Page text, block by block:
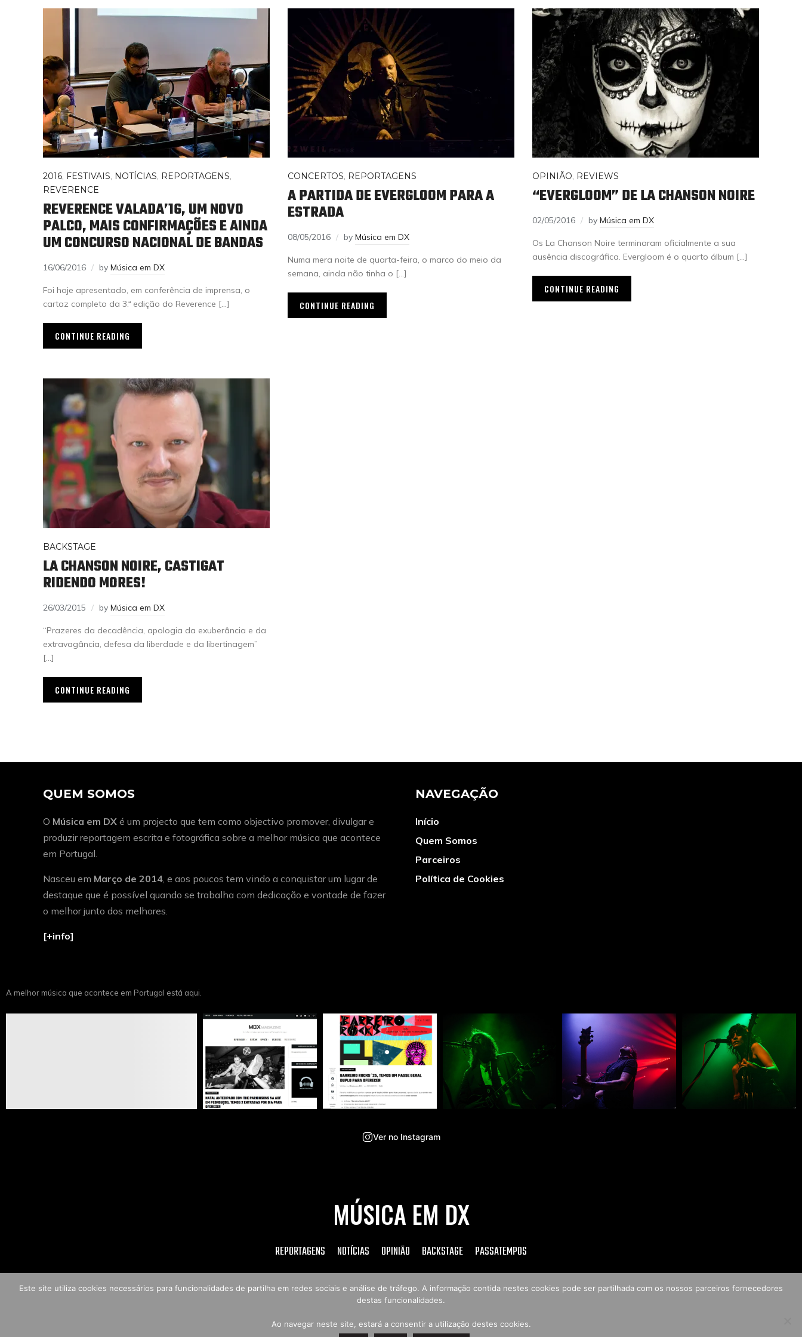
2016, FESTIVAIS, NOTÍCIAS, REPORTAGENS,
REVERENCE
REVERENCE VALADA’16, UM NOVO
PALCO, MAIS CONFIRMAÇÕES E AINDA
UM CONCURSO NACIONAL DE BANDAS
16/06/2016 by Música em DX
Foi hoje apresentado, em conferência de imprensa, o
cartaz completo da 3.ª edição do Reverence […]
CONTINUE READING
CONCERTOS, REPORTAGENS
A PARTIDA DE EVERGLOOM PARA A
ESTRADA
08/05/2016 by Música em DX
Numa mera noite de quarta-feira, o marco do meio da
semana, ainda não tinha o […]
CONTINUE READING
OPINIÃO, REVIEWS
“EVERGLOOM” DE LA CHANSON NOIRE
02/05/2016 by Música em DX
Os La Chanson Noire terminaram oficialmente a sua
ausência discográfica. Evergloom é o quarto álbum […]
CONTINUE READING
BACKSTAGE
LA CHANSON NOIRE, CASTIGAT
RIDENDO MORES!
26/03/2015 by Música em DX
“Prazeres da decadência, apologia da exuberância e da
extravagância, defesa da liberdade e da libertinagem”
[…]
CONTINUE READING
QUEM SOMOS
O Música em DX é um projecto que tem como objectivo promover, divulgar e
produzir reportagem escrita e fotográfica sobre a melhor música que acontece
em Portugal.
Nasceu em Março de 2014 , e aos poucos tem vindo a conquistar um lugar de
destaque que é possível quando se trabalha com dedicação e vontade de fazer
o melhor junto dos melhores.
[+info]
NAVEGAÇÃO
Início
Quem Somos
Parceiros
Política de Cookies
A melhor música que acontece em Portugal está aqui.
Ver no Instagram
MÚSICA EM DX
REPORTAGENS NOTÍCIAS OPINIÃO BACKSTAGE PASSATEMPOS
Copyright © 2026 Música em DX
Este site utiliza cookies necessários para funcionalidades de partilha em redes sociais e análise de tráfego. A informação contida nestes cookies pode ser partilhada com os nossos parceiros fornecedores
destas funcionalidades.
Ao navegar neste site, estará a consentir a utilização destes cookies.